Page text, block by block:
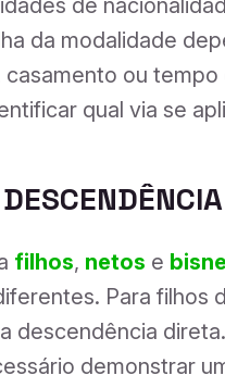
de
da modalidade
ou
qual via se
filhos, netos e
Para filhos
descendência
demonstrar